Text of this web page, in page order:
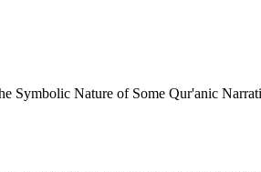
Symbolic Nature of Some Qur'anic